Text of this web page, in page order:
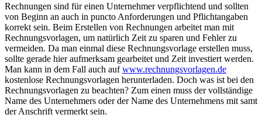
Rechnungen sind für einen Unternehmer verpflichtend und sollten
von Beginn an auch in puncto Anforderungen und Pflichtangaben
korrekt sein. Beim Erstellen von Rechnungen arbeitet man mit
Rechnungsvorlagen, um natürlich Zeit zu sparen und Fehler zu
vermeiden. Da man einmal diese Rechnungsvorlage erstellen muss,
sollte gerade hier aufmerksam gearbeitet und Zeit investiert werden.
Man kann in dem Fall auch aufwww.rechnungsvorlagen.de
kostenlose Rechnungsvorlagen herunterladen. Doch was ist bei den
Rechnungsvorlagen zu beachten? Zum einen muss der vollständige
Name des Unternehmers oder der Name des Unternehmens mit samt
der Anschrift vermerkt sein.